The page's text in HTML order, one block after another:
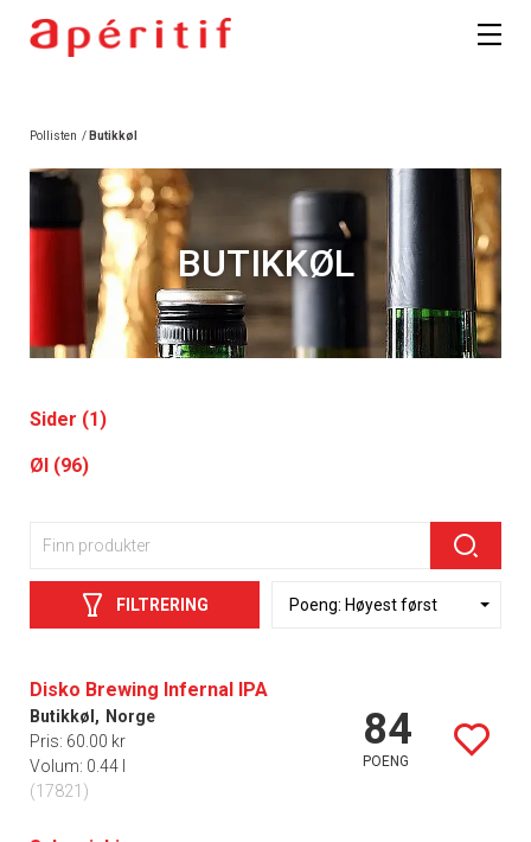
Pollisten / Butikkøl
BUTIKKØL
Sider (1)
Øl (96)
FILTRERING
Disko Brewing Infernal IPA
Butikkøl, Norge
Pris: 60.00 kr
Volum: 0.44 l
(17821)
84
POENG